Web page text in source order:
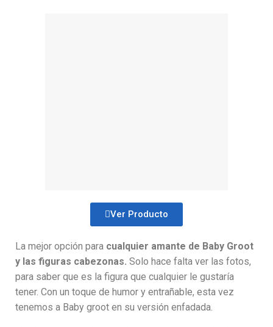
Ver Producto
La mejor opción para cualquier amante de Baby Groot
y las figuras cabezonas. Solo hace falta ver las fotos,
para saber que es la figura que cualquier le gustaría
tener. Con un toque de humor y entrañable, esta vez
tenemos a Baby groot en su versión enfadada.